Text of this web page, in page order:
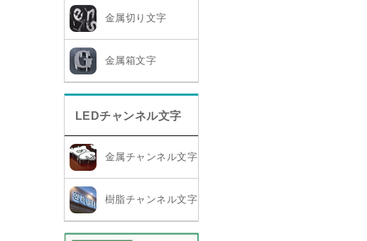
金属切り文字
金属箱文字
LEDチャンネル文字
金属チャンネル文字
樹脂チャンネル文字